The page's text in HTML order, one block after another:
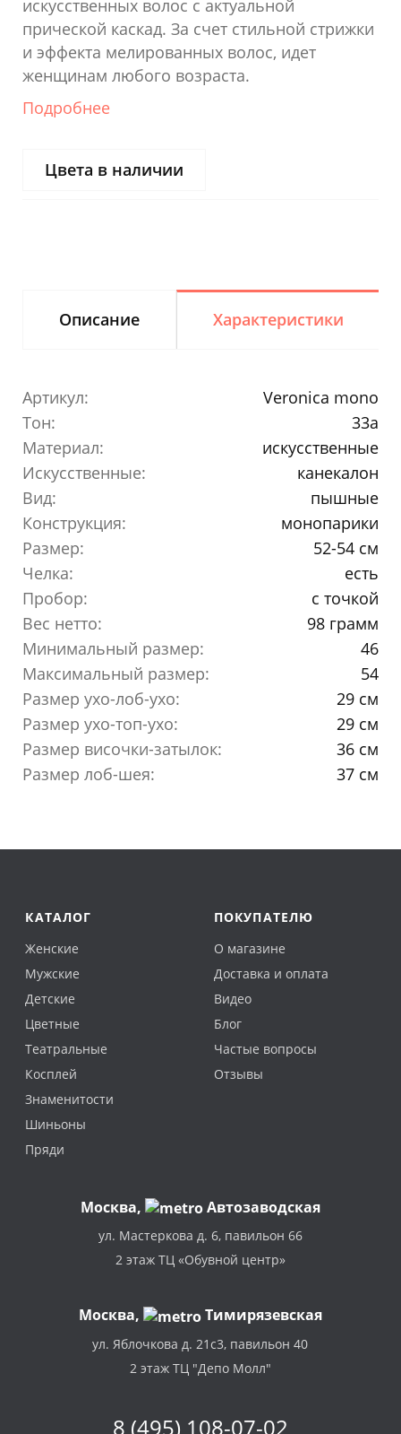
искусственных волос с актуальной
прической каскад. За счет стильной стрижки
и эффекта мелированных волос, идет
женщинам любого возраста.
Подробнее
Цвета в наличии
Описание Характеристики
Артикул:
Veronica mono
Тон:
33a
Материал:
искусственные
Искусственные:
канекалон
Вид:
пышные
Конструкция:
монопарики
Размер:
52-54 см
Челка:
есть
Пробор:
с точкой
Вес нетто:
98 грамм
Минимальный размер:
46
Максимальный размер:
54
Размер ухо-лоб-ухо:
29 см
Размер ухо-топ-ухо:
29 см
Размер височки-затылок:
36 см
Размер лоб-шея:
37 см
КАТАЛОГ
Женские
Мужские
Детские
Цветные
Театральные
Косплей
Знаменитости
Шиньоны
Пряди
ПОКУПАТЕЛЮ
О магазине
Доставка и оплата
Видео
Блог
Частые вопросы
Отзывы
Москва, Автозаводская
ул. Мастеркова д. 6, павильон 66
2 этаж ТЦ «Обувной центр»
Москва, Тимирязевская
ул. Яблочкова д. 21с3, павильон 40
2 этаж ТЦ "Депо Молл"
8 (495) 108-07-02